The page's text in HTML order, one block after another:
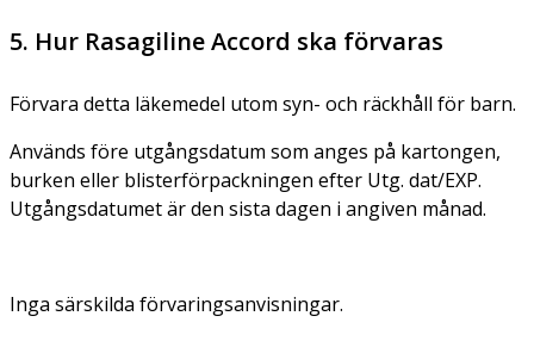
5. Hur Rasagiline Accord ska förvaras
Förvara detta läkemedel utom syn- och räckhåll för barn.
Används före utgångsdatum som anges på kartongen,
burken eller blisterförpackningen efter Utg. dat/EXP.
Utgångsdatumet är den sista dagen i angiven månad.
Inga särskilda förvaringsanvisningar.